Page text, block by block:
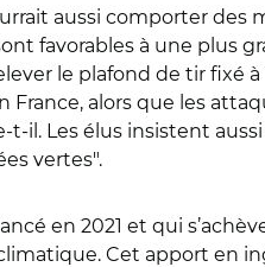
aussi comporter des
favorables à une plus
le plafond de tir fixé
alors que les
t-il. Les élus insistent
vertes".
en 2021 et qui
Cet apport en